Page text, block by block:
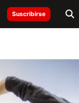
Suscribirse